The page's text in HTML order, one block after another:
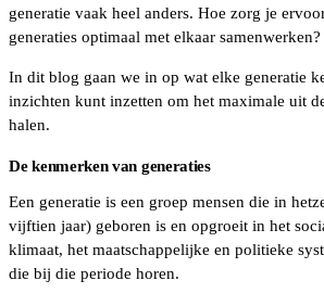
generatie vaak heel anders. Hoe zorg je
generaties optimaal met elkaar samenwerken?
In dit blog gaan we in op wat elke generatie
inzichten kunt inzetten om het maximale uit
halen.
De kenmerken van generaties
Een generatie is een groep mensen die in
vijftien jaar) geboren is en opgroeit in het
klimaat, het maatschappelijke en politieke
die bij die periode horen.